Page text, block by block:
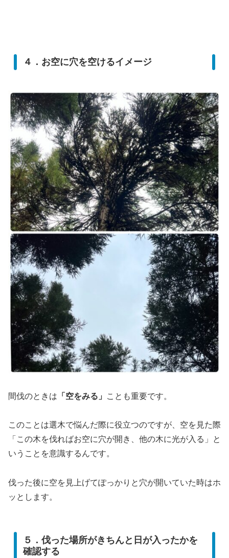
４．お空に穴を空けるイメージ
間伐のときは 「空をみる」 ことも重要です。
このことは選木で悩んだ際に役立つのですが、空を見た際
「この木を伐ればお空に穴が開き、他の木に光が入る」と
いうことを意識するんです。
伐った後に空を見上げてぽっかりと穴が開いていた時はホ
ッとします。
５．伐った場所がきちんと日が入ったかを
確認する